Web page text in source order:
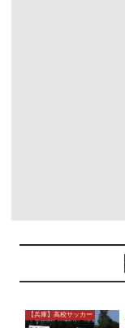
【兵庫】高校サッカー